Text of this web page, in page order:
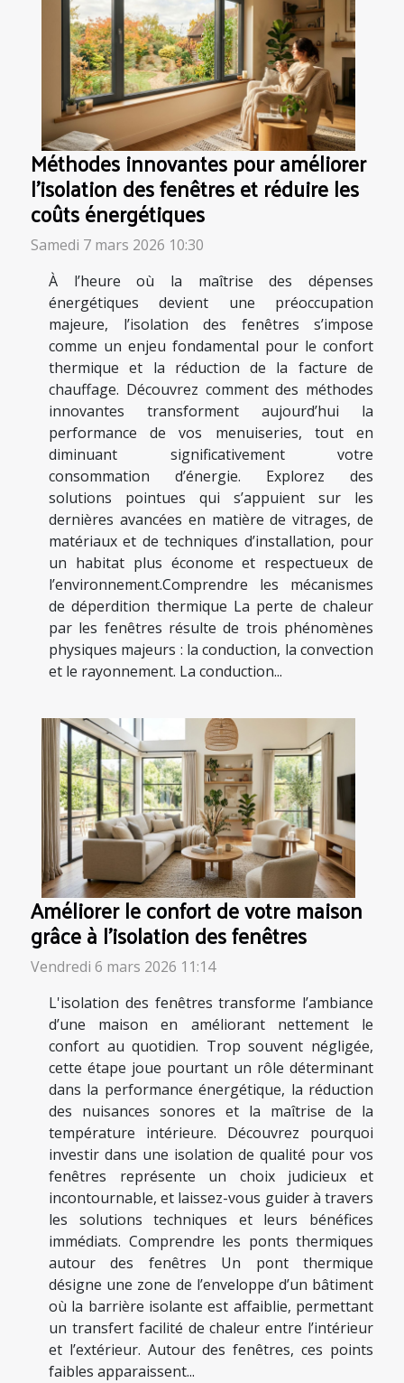
Méthodes innovantes pour améliorer
l'isolation des fenêtres et réduire les
coûts énergétiques
Samedi 7 mars 2026 10:30
À l’heure où la maîtrise des dépenses
énergétiques devient une préoccupation
majeure, l’isolation des fenêtres s’impose
comme un enjeu fondamental pour le confort
thermique et la réduction de la facture de
chauffage. Découvrez comment des méthodes
innovantes transforment aujourd’hui la
performance de vos menuiseries, tout en
diminuant significativement votre
consommation d’énergie. Explorez des
solutions pointues qui s’appuient sur les
dernières avancées en matière de vitrages, de
matériaux et de techniques d’installation, pour
un habitat plus économe et respectueux de
l’environnement.Comprendre les mécanismes
de déperdition thermique La perte de chaleur
par les fenêtres résulte de trois phénomènes
physiques majeurs : la conduction, la convection
et le rayonnement. La conduction...
Améliorer le confort de votre maison
grâce à l'isolation des fenêtres
Vendredi 6 mars 2026 11:14
L'isolation des fenêtres transforme l’ambiance
d’une maison en améliorant nettement le
confort au quotidien. Trop souvent négligée,
cette étape joue pourtant un rôle déterminant
dans la performance énergétique, la réduction
des nuisances sonores et la maîtrise de la
température intérieure. Découvrez pourquoi
investir dans une isolation de qualité pour vos
fenêtres représente un choix judicieux et
incontournable, et laissez-vous guider à travers
les solutions techniques et leurs bénéfices
immédiats. Comprendre les ponts thermiques
autour des fenêtres Un pont thermique
désigne une zone de l’enveloppe d’un bâtiment
où la barrière isolante est affaiblie, permettant
un transfert facilité de chaleur entre l’intérieur
et l’extérieur. Autour des fenêtres, ces points
faibles apparaissent...